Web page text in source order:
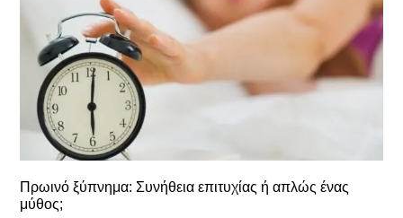
Πρωινό ξύπνημα: Συνήθεια επιτυχίας ή απλώς ένας
μύθος;